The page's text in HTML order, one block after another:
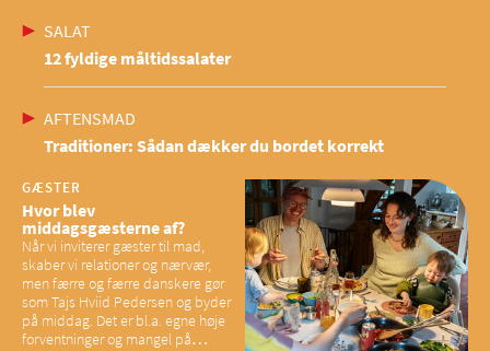
SALAT
12 fyldige måltidssalater
AFTENSMAD
Traditioner: Sådan dækker du bordet korrekt
GÆSTER
Hvor blev
middagsgæsterne af?
Når vi inviterer gæster til mad,
skaber vi relationer og nærvær,
men færre og færre danskere gør
som Tajs Hviid Pedersen og byder
på middag. Det er bl.a. egne høje
forventninger og mangel på